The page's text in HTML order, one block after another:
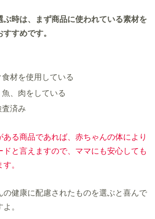
ぶ時は、まず商品に使われている素材を
すめです。
材を使用している
、肉をしている
査済み
ある商品であれば、赤ちゃんの体により
ドと言えますので、ママにも安心しても
。
の健康に配慮されたものを選ぶと喜んで
。